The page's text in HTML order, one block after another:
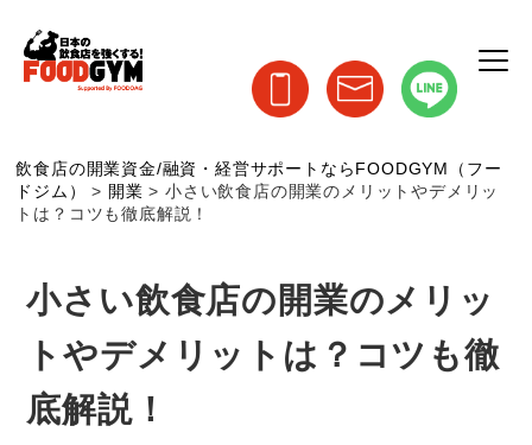
飲食店の開業資金/融資・経営サポートならFOODGYM（フー
ドジム）
> 開業 >小さい飲食店の開業のメリットやデメリッ
トは？コツも徹底解説！
小さい飲食店の開業のメリッ
トやデメリットは？コツも徹
底解説！